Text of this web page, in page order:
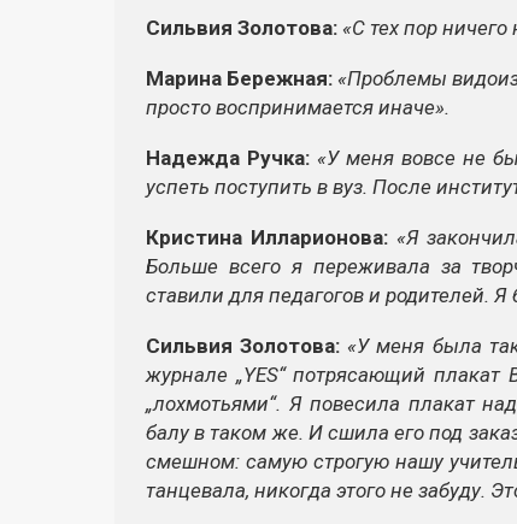
Сильвия Золотова: «С тех пор
Марина Бережная: «Проблемы
просто воспринимается иначе».
Надежда Ручка: «У меня вовсе не
успеть поступить в вуз. После
Кристина Илларионова: «Я
Больше всего я переживала за
ставили для педагогов и родителей. Я
Сильвия Золотова: «У меня была
журнале „YES“ потрясающий
„лохмотьями“. Я повесила плакат
балу в таком же. И сшила его под
смешном: самую строгую нашу
танцевала, никогда этого не забуду.